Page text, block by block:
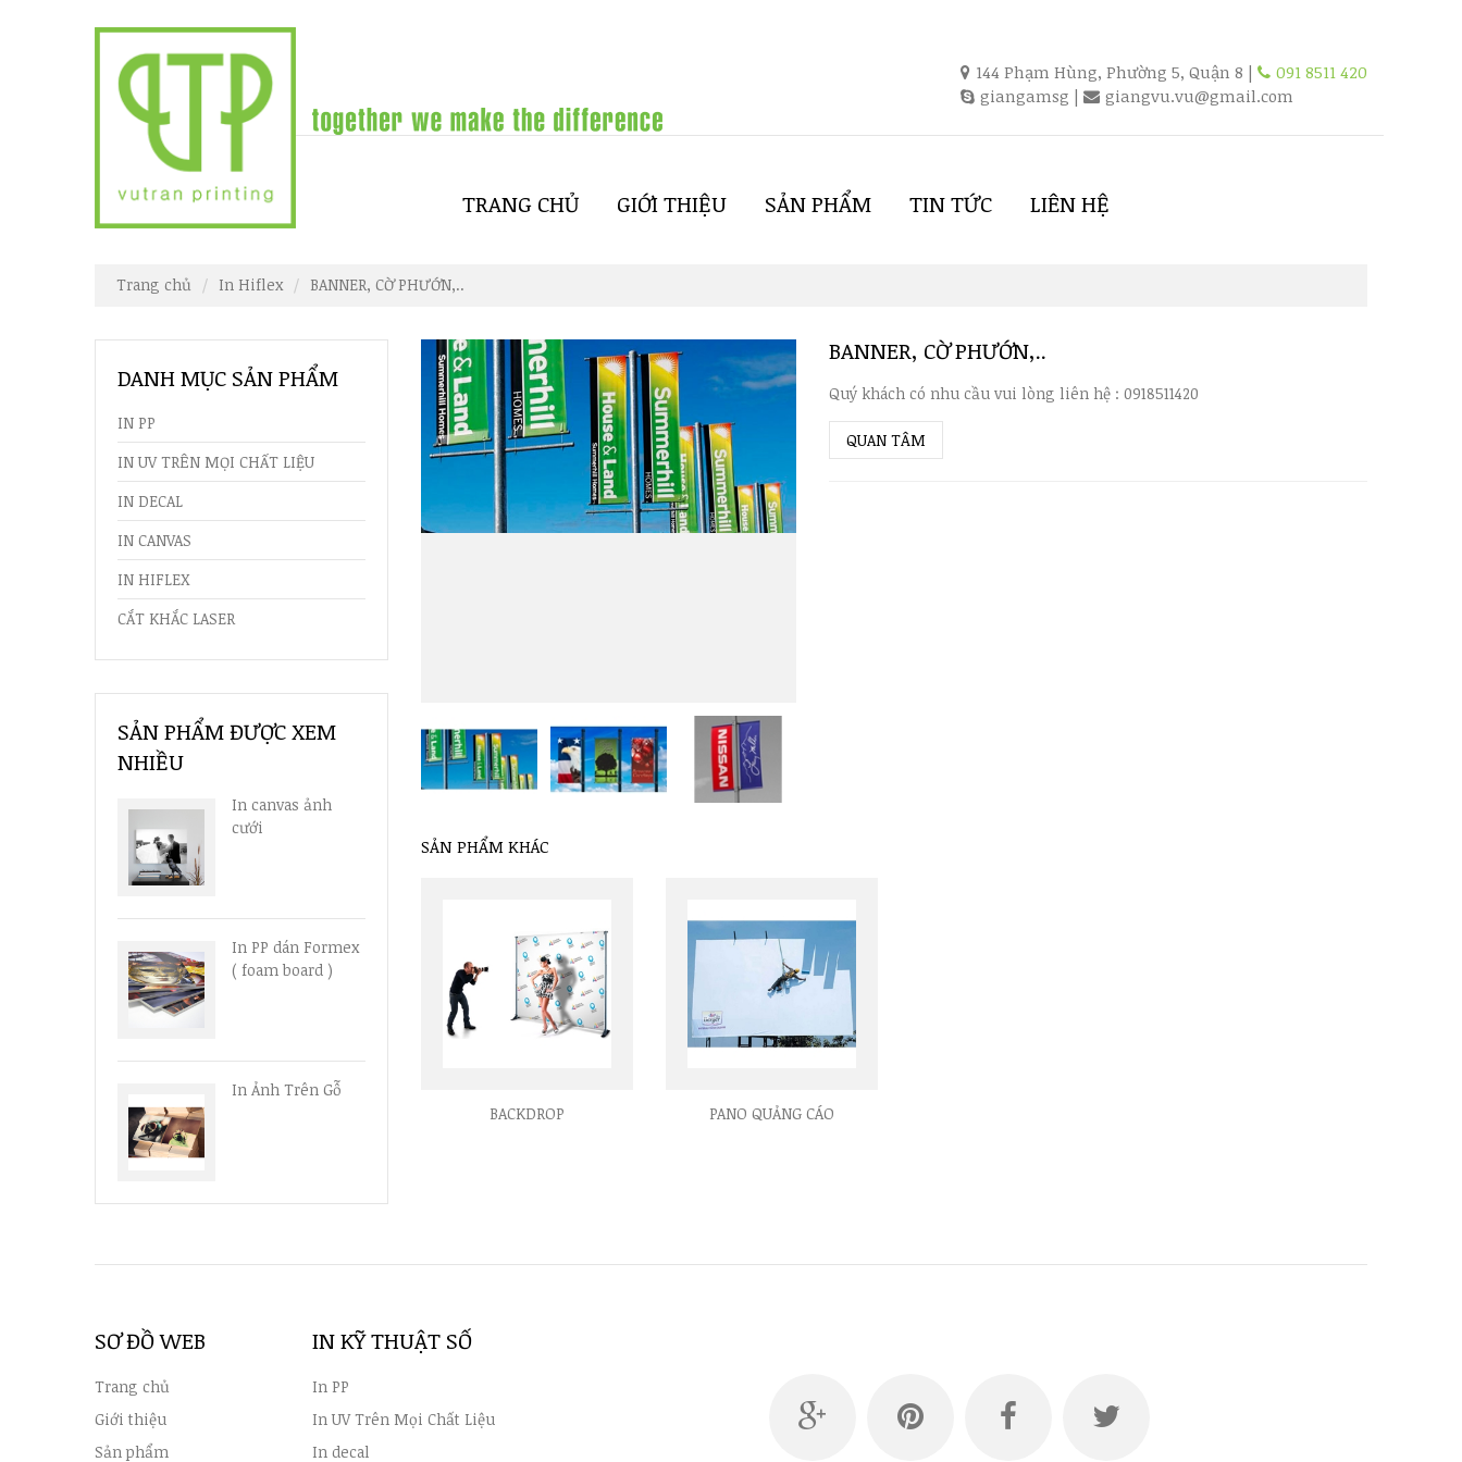
144 Phạm Hùng, Phường 5, Quận 8 |
091 8511 420
giangamsg | giangvu.vu@gmail.com
TRANG CHỦ GIỚI THIỆU SẢN PHẨM TIN TỨC LIÊN HỆ
Trang chủ In Hiflex BANNER, CỜ PHƯỚN,..
BANNER, CỜ PHƯỚN,..
Quý khách có nhu cầu vui lòng liên hệ : 0918511420
QUAN TÂM
SẢN PHẨM KHÁC
BACKDROP PANO QUẢNG CÁO
DANH MỤC SẢN PHẨM
IN PP
IN UV TRÊN MỌI CHẤT LIỆU
IN DECAL
IN CANVAS
IN HIFLEX
CẮT KHẮC LASER
SẢN PHẨM ĐƯỢC XEM
NHIỀU
In canvas ảnh
cưới
In PP dán Formex
( foam board )
In Ảnh Trên Gỗ
SƠ ĐỒ WEB
Trang chủ
Giới thiệu
Sản phẩm
IN KỸ THUẬT SỐ
In PP
In UV Trên Mọi Chất Liệu
In decal